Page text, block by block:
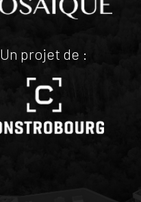
Un projet de :